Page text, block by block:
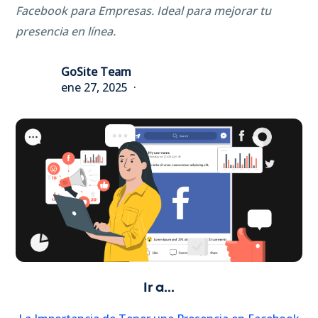
Facebook para Empresas. Ideal para mejorar tu
presencia en línea.
GoSite Team
ene 27, 2025
Ir a...